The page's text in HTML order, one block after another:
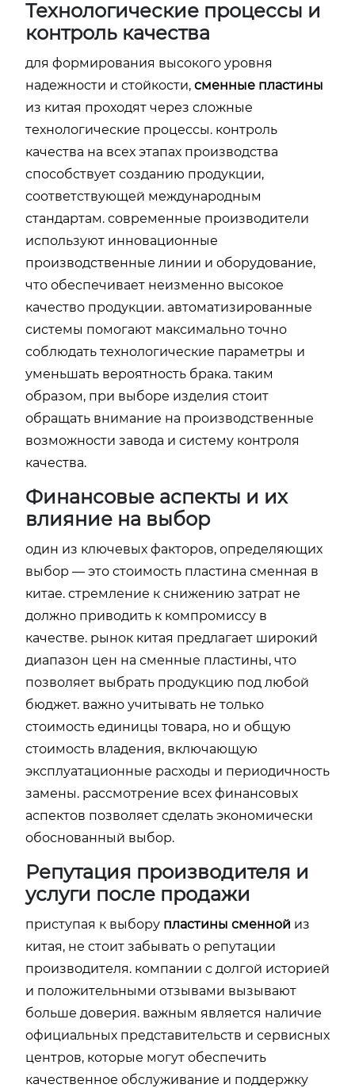
Технологические процессы и
контроль качества
для формирования высокого уровня
надежности и стойкости, сменные пластины
из китая проходят через сложные
технологические процессы. контроль
качества на всех этапах производства
способствует созданию продукции,
соответствующей международным
стандартам. современные производители
используют инновационные
производственные линии и оборудование,
что обеспечивает неизменно высокое
качество продукции. автоматизированные
системы помогают максимально точно
соблюдать технологические параметры и
уменьшать вероятность брака. таким
образом, при выборе изделия стоит
обращать внимание на производственные
возможности завода и систему контроля
качества.
Финансовые аспекты и их
влияние на выбор
один из ключевых факторов, определяющих
выбор — это стоимость пластина сменная в
китае. стремление к снижению затрат не
должно приводить к компромиссу в
качестве. рынок китая предлагает широкий
диапазон цен на сменные пластины, что
позволяет выбрать продукцию под любой
бюджет. важно учитывать не только
стоимость единицы товара, но и общую
стоимость владения, включающую
эксплуатационные расходы и периодичность
замены. рассмотрение всех финансовых
аспектов позволяет сделать экономически
обоснованный выбор.
Репутация производителя и
услуги после продажи
приступая к выбору пластины сменной из
китая, не стоит забывать о репутации
производителя. компании с долгой историей
и положительными отзывами вызывают
больше доверия. важным является наличие
официальных представительств и сервисных
центров, которые могут обеспечить
качественное обслуживание и поддержку